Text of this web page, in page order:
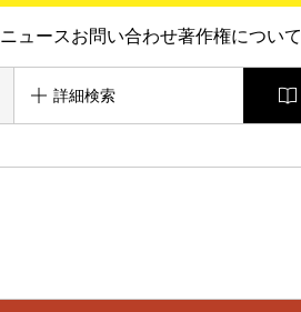
ニュースお問い合わせ著作権について
詳細検索